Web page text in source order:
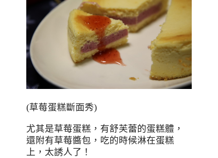
(草莓蛋糕斷面秀)
尤其是草莓蛋糕，有舒芙蕾的蛋糕體，
還附有草莓醬包，吃的時候淋在蛋糕
上，太誘人了！